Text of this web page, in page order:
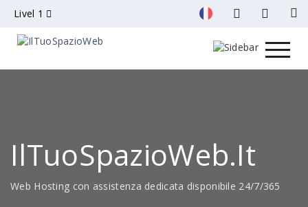
Livel 1
IlTuoSpazioWeb.it
Web Hosting con assistenza dedicata disponibile 24/7/365